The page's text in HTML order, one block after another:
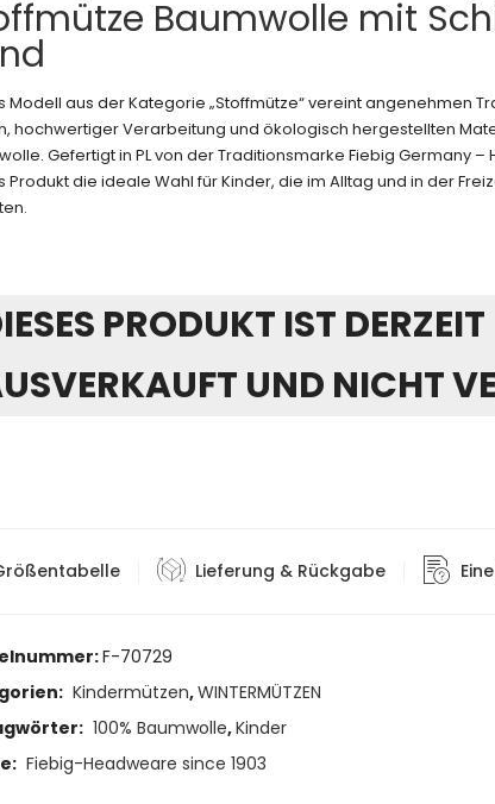
Baumwolle mit
Modell aus der Kategorie „Stoffmütze“ vereint angenehmen
hochwertiger Verarbeitung und ökologisch hergestellten
Gefertigt in PL von der Traditionsmarke Fiebig Germany –
Produkt die ideale Wahl für Kinder, die im Alltag und in der
PRODUKT IST DERZEIT
UND NICHT
Lieferung & Rückgabe
F-70729
Kindermützen,WINTERMÜTZEN
100% Baumwolle,Kinder
Fiebig-Headweare since 1903